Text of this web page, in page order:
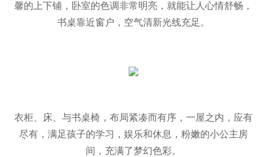
馨的上下铺，卧室的色调非常明亮，就能让人心情舒畅，
书桌靠近窗户，空气清新光线充足。
衣柜、床、与书桌椅，布局紧凑而有序，一屋之内，应有
尽有，满足孩子的学习，娱乐和休息，粉嫩的小公主房
间，充满了梦幻色彩。